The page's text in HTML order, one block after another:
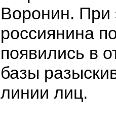
Воронин. При
россиянина
появились в
базы
линии лиц.